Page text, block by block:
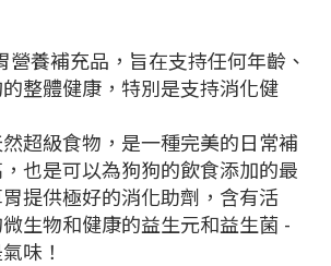
養補充品，旨在支持任何年齡、
整體健康，特別是支持消化健
超級食物，是一種完美的日常補
也是可以為狗狗的飲食添加的最
提供極好的消化助劑，含有活
生物和健康的益生元和益生菌 -
味！